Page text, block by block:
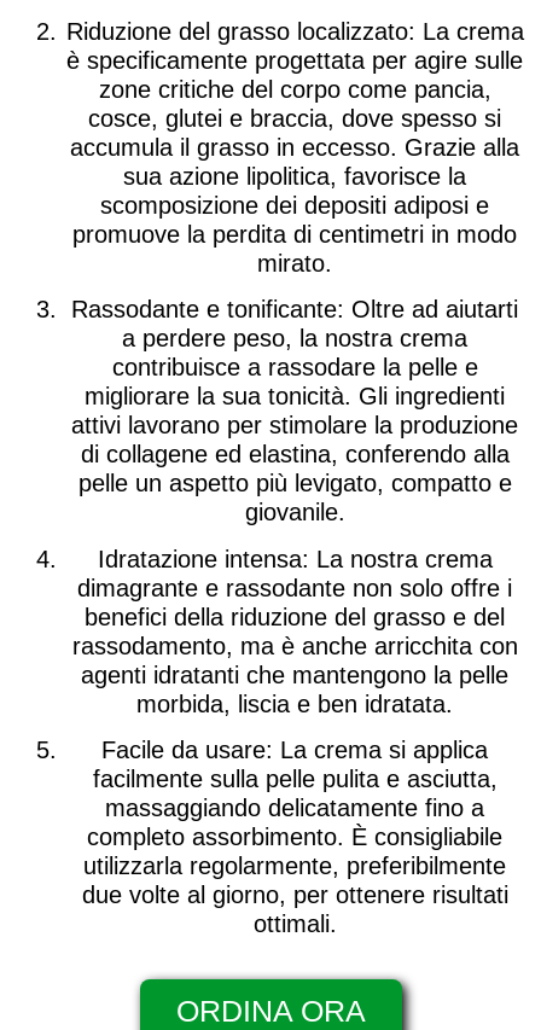
Riduzione del grasso localizzato: La crema
è specificamente progettata per agire sulle
zone critiche del corpo come pancia,
cosce, glutei e braccia, dove spesso si
accumula il grasso in eccesso. Grazie alla
sua azione lipolitica, favorisce la
scomposizione dei depositi adiposi e
promuove la perdita di centimetri in modo
mirato.
Rassodante e tonificante: Oltre ad aiutarti
a perdere peso, la nostra crema
contribuisce a rassodare la pelle e
migliorare la sua tonicità. Gli ingredienti
attivi lavorano per stimolare la produzione
di collagene ed elastina, conferendo alla
pelle un aspetto più levigato, compatto e
giovanile.
Idratazione intensa: La nostra crema
dimagrante e rassodante non solo offre i
benefici della riduzione del grasso e del
rassodamento, ma è anche arricchita con
agenti idratanti che mantengono la pelle
morbida, liscia e ben idratata.
Facile da usare: La crema si applica
facilmente sulla pelle pulita e asciutta,
massaggiando delicatamente fino a
completo assorbimento. È consigliabile
utilizzarla regolarmente, preferibilmente
due volte al giorno, per ottenere risultati
ottimali.
ORDINA ORA